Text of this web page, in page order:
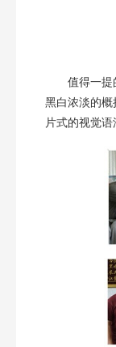
值得一提
黑白浓淡的
片式的视觉